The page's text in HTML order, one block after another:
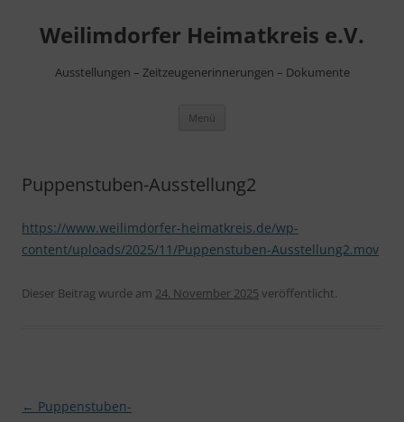
springen
Weilimdorfer Heimatkreis e.V.
Ausstellungen – Zeitzeugenerinnerungen – Dokumente
Menü
Puppenstuben-Ausstellung2
https://www.weilimdorfer-heimatkreis.de/wp-
content/uploads/2025/11/Puppenstuben-Ausstellung2.mov
Dieser Beitrag wurde am 24. November 2025veröffentlicht.
Beitragsnavigation
← Puppenstuben-